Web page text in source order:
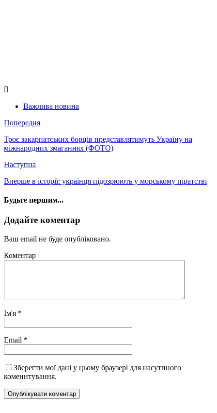
Важлива новина
Попередня
Троє закарпатських борців представлятимуть Україну на
міжнародних змаганнях (ФОТО)
Наступна
Вперше в історії: українця підозрюють у морському піратстві
Будьте першим...
Додайте коментар
Ваш email не буде опубліковано.
Коментар
Ім'я *
Email *
Зберегти мої дані у цьому браузері для насутпного
коменнтування.